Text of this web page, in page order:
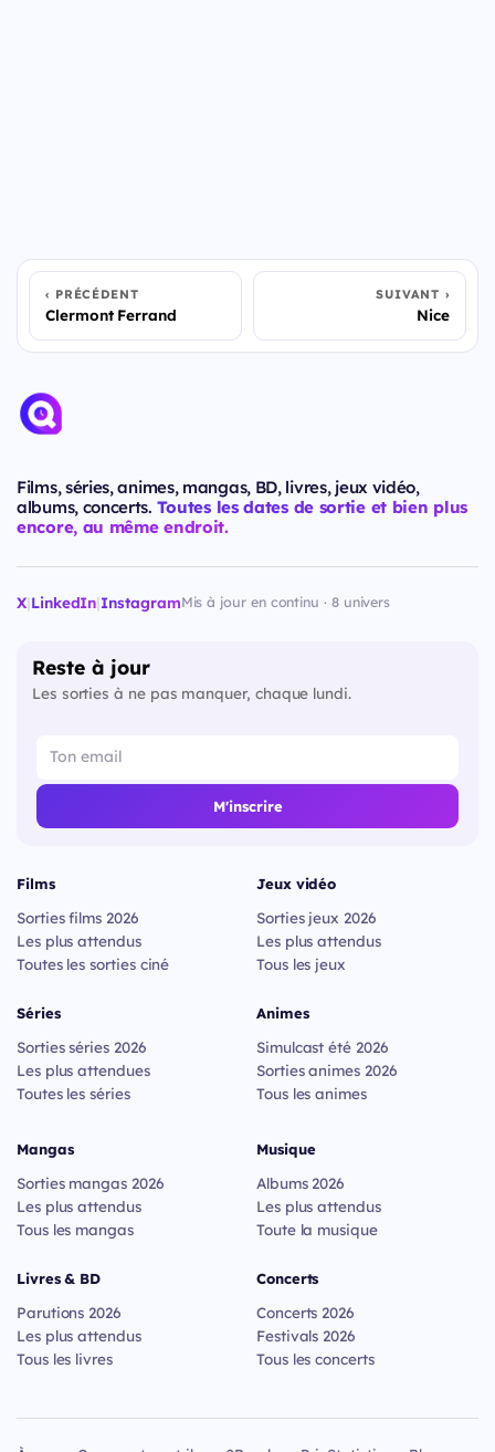
PRÉCÉDENT
Clermont Ferrand
SUIVANT
Nice
Films, séries, animes, mangas, BD, livres, jeux vidéo,
albums, concerts. Toutes les dates de sortie et bien plus
encore, au même endroit.
X|LinkedIn|InstagramMis à jour en continu · 8 univers
Reste à jour
Les sorties à ne pas manquer, chaque lundi.
M'inscrire
Films
Sorties films 2026
Les plus attendus
Toutes les sorties ciné
Séries
Sorties séries 2026
Les plus attendues
Toutes les séries
Jeux vidéo
Sorties jeux 2026
Les plus attendus
Tous les jeux
Animes
Simulcast été 2026
Sorties animes 2026
Tous les animes
Mangas
Sorties mangas 2026
Les plus attendus
Tous les mangas
Livres & BD
Parutions 2026
Les plus attendus
Tous les livres
Musique
Albums 2026
Les plus attendus
Toute la musique
Concerts
Concerts 2026
Festivals 2026
Tous les concerts